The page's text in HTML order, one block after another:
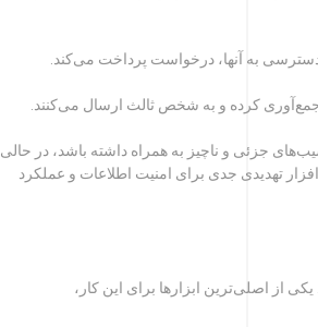
دسترسی به آنها، درخواست پرداخت می‌کند.
کرده و به شخص ثالث ارسال می‌کنند.
جزئی و ناچیز به همراه داشته باشد، در حالی
تهدیدی جدی برای امنیت اطلاعات و عملکرد
از اصلی‌ترین ابزارها برای این کار،